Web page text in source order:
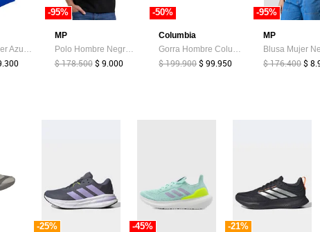
Pantalón Mujer Azul Rey Mp 89017
-95%
MP
Polo Hombre Negro Mp 4104
$ 178.500 $ 9.000
-50%
Columbia
Gorra Hombre Columbia PFG MESH BALL CAP Negro Columbia
$ 199.900$ 99.950
-95%
MP
$ 176.400$
-25% -45% -21%